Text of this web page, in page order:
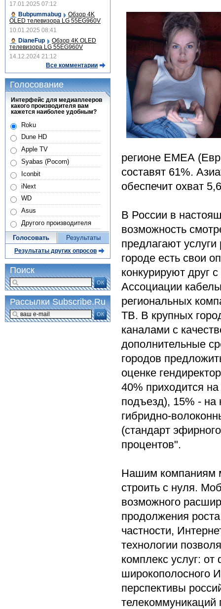
регионе ЕМЕА
составят 61%.
обеспечит охват
В России в
возможность
предлагают
городе есть свои
конкурируют друг
Ассоциации
региональных
ТВ. В крупных
каналами с
дополнительные
городов
оценке
40% приходится
подъезд), 15% - на
гибридно-
(стандарт
процентов".
Нашим компаниям
строить с нуля.
возможного
продолжения
частности,
технологии
комплекс услуг:
широкополосного
перспективы
17.01.2025 07:12
Bubpummabug
Обзор 4K
OLED телевизора LG 55EG960V
10.01.2025 08:41
DianeFup
Обзор 4K OLED
телевизора LG 55EG960V
14.12.2024 21:12
Все комментарии
Голосование
Интерфейс для медиаплееров
какого производителя вам
кажется наиболее удобным?
Roku
Dune HD
Apple TV
Syabas (Pocorn)
Iconbit
iNext
WD
Asus
Другого производителя
Голосовать Результаты
Результаты других опросов
Поиск
ОК
Рассылки Subscribe.Ru
ОК